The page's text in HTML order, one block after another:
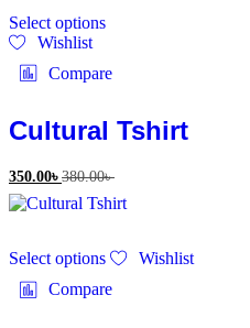
Select optionsproduct
variants.
options
may
chosen
on
page
Wishlist
Compare
Cultural Tshirt
350.00৳ 380.00৳
Select options product
multiple
Wishlist
Compare